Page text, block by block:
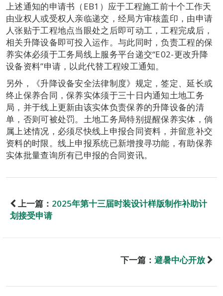
上述通知的申请书（EB1）应于工程施工前十个工作天
由业权人或受权人亲临递交，经局方审核盖印，由申请
人张贴于工程地点当眼处之后即可动工，工程完成后，
相关升降设备即可投入运作。与此同时，负责工程的保
养实体必须于工务局线上服务平台递交“E02-更改升降
设备资料”申请，以此代替工程竣工通知。
另外，《升降设备安全法律制度》规定，签定、延长或
终止保养合同，保养实体须于三十日内通知土地工务
局，并于线上更新由该实体负责保养的升降设备的清
单，否则可被处罚。土地工务局特别提醒保养实体，倘
属上述情况，必须尽快线上申报合同资料，并留意补交
资料的时限。线上申报系统已新增搜寻功能，有助保养
实体批量查询所有已申报的合同资讯。
上一篇： 2025年第十三届时装设计样版制作补助计
划接受申请
下一篇： 避暑中心开放